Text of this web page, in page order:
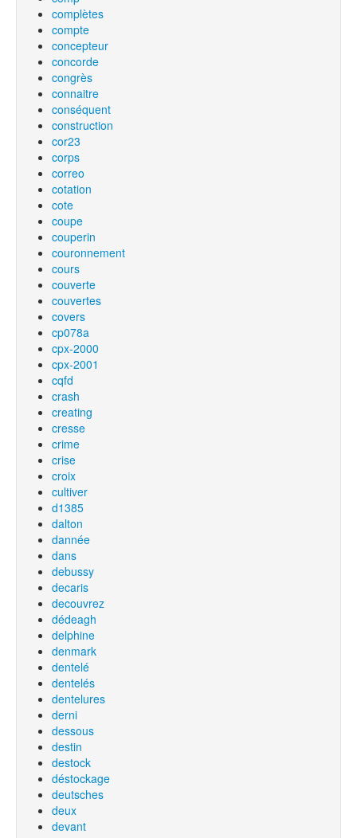
complètes
compte
concepteur
concorde
congrès
connaitre
conséquent
construction
cor23
corps
correo
cotation
cote
coupe
couperin
couronnement
cours
couverte
couvertes
covers
cp078a
cpx-2000
cpx-2001
cqfd
crash
creating
cresse
crime
crise
croix
cultiver
d1385
dalton
dannée
dans
debussy
decaris
decouvrez
dédeagh
delphine
denmark
dentelé
dentelés
dentelures
derni
dessous
destin
destock
déstockage
deutsches
deux
devant